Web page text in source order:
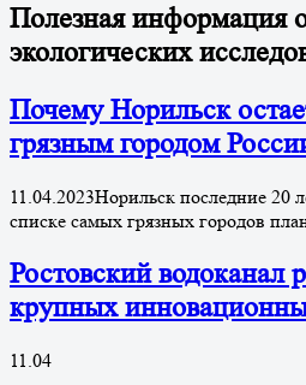
Полезная информация
экологических
Почему Норильск
грязным городом
11.04.2023Норильск последние 20
списке самых грязных городов
Ростовский водоканал
крупных
11.04